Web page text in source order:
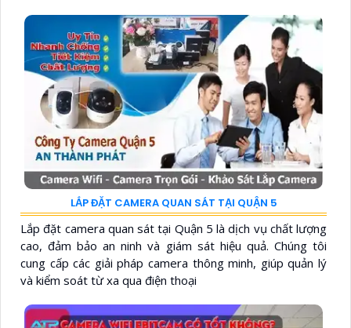
LẮP ĐẶT CAMERA QUAN SÁT TẠI QUẬN 5
Lắp đặt camera quan sát tại Quận 5 là dịch vụ chất lượng
cao, đảm bảo an ninh và giám sát hiệu quả. Chúng tôi
cung cấp các giải pháp camera thông minh, giúp quản lý
và kiểm soát từ xa qua điện thoại